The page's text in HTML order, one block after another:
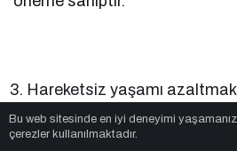
Hareketsiz yaşamı azaltmak
Bu web sitesinde en iyi deneyimi
çerezler kullanılmaktadır.